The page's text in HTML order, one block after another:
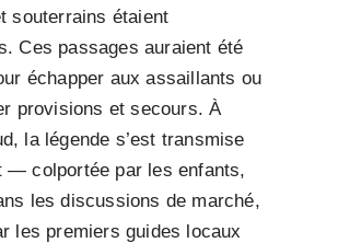
souterrains étaient
Ces passages auraient été
échapper aux assaillants ou
provisions et secours. À
la légende s’est transmise
— colportée par les enfants,
les discussions de marché,
les premiers guides locaux